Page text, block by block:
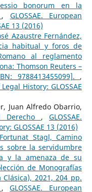
bonorum en la
, GLOSSAE. European
13 (2016)
Azaustre Fernández,
habitual y foros de
al reglamento
Thomson Reuters –
9788413455099]. ,
History: GLOSSAE
Juan Alfredo Obarrio,
,GLOSSAE.
GLOSSAE 13 (2016)
Stagl, Camino
sobre la servidumbre
y la amenaza de su
de Monografías
2021, 204 pp.
,GLOSSAE. European